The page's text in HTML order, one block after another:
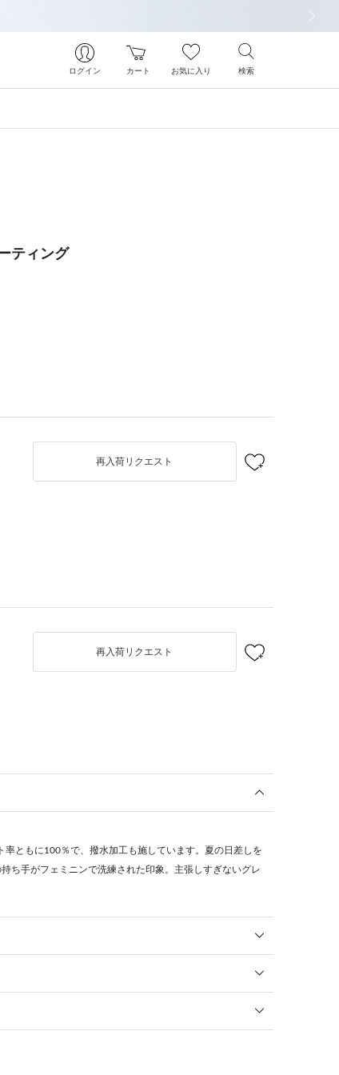
ログイン カート お気に入り 検索
ティング
再入荷リクエスト
再入荷リクエスト
ともに100％で、撥水加工も施しています。夏の日差しを
ち手がフェミニンで洗練された印象。主張しすぎないグレ